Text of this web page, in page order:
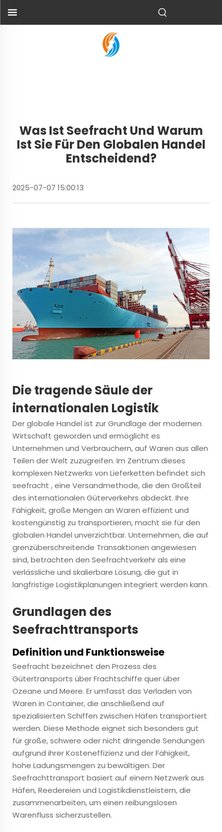
Was Ist Seefracht Und Warum
Ist Sie Für Den Globalen Handel
Entscheidend?
2025-07-07 15:00:13
Die tragende Säule der
internationalen Logistik
Der globale Handel ist zur Grundlage der modernen
Wirtschaft geworden und ermöglicht es
Unternehmen und Verbrauchern, auf Waren aus allen
Teilen der Welt zuzugreifen. Im Zentrum dieses
komplexen Netzwerks von Lieferketten befindet sich
seefracht , eine Versandmethode, die den Großteil
des internationalen Güterverkehrs abdeckt. Ihre
Fähigkeit, große Mengen an Waren effizient und
kostengünstig zu transportieren, macht sie für den
globalen Handel unverzichtbar. Unternehmen, die auf
grenzüberschreitende Transaktionen angewiesen
sind, betrachten den Seefrachtverkehr als eine
verlässliche und skalierbare Lösung, die gut in
langfristige Logistikplanungen integriert werden kann.
Grundlagen des
Seefrachttransports
Definition und Funktionsweise
Seefracht bezeichnet den Prozess des
Gütertransports über Frachtschiffe quer über
Ozeane und Meere. Er umfasst das Verladen von
Waren in Container, die anschließend auf
spezialisierten Schiffen zwischen Häfen transportiert
werden. Diese Methode eignet sich besonders gut
für große, schwere oder nicht dringende Sendungen
aufgrund ihrer Kosteneffizienz und der Fähigkeit,
hohe Ladungsmengen zu bewältigen. Der
Seefrachttransport basiert auf einem Netzwerk aus
Häfen, Reedereien und Logistikdienstleistern, die
zusammenarbeiten, um einen reibungslosen
Warenfluss sicherzustellen.